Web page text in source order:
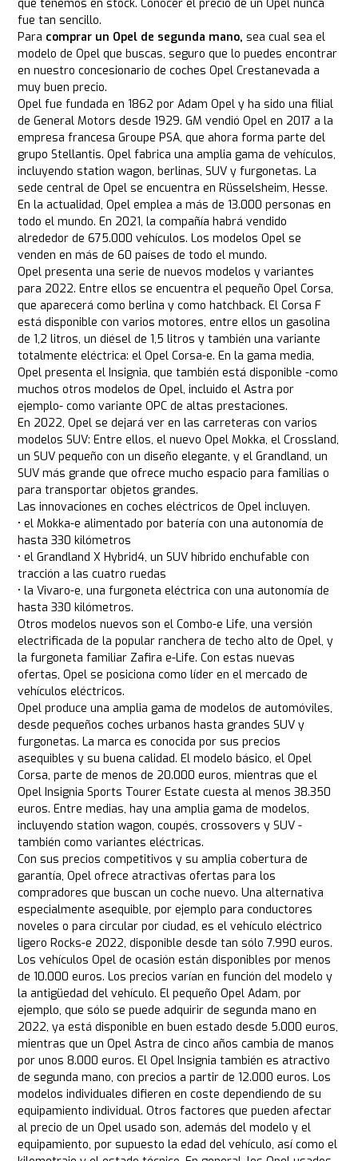
que tenemos en stock. Conocer el precio de un Opel nunca
fue tan sencillo.
Para comprar un Opel de segunda mano, sea cual sea el
modelo de Opel que buscas, seguro que lo puedes encontrar
en nuestro concesionario de coches Opel Crestanevada a
muy buen precio.
Opel fue fundada en 1862 por Adam Opel y ha sido una filial
de General Motors desde 1929. GM vendió Opel en 2017 a la
empresa francesa Groupe PSA, que ahora forma parte del
grupo Stellantis. Opel fabrica una amplia gama de vehículos,
incluyendo station wagon, berlinas, SUV y furgonetas. La
sede central de Opel se encuentra en Rüsselsheim, Hesse.
En la actualidad, Opel emplea a más de 13.000 personas en
todo el mundo. En 2021, la compañía habrá vendido
alrededor de 675.000 vehículos. Los modelos Opel se
venden en más de 60 países de todo el mundo.
Opel presenta una serie de nuevos modelos y variantes
para 2022. Entre ellos se encuentra el pequeño Opel Corsa,
que aparecerá como berlina y como hatchback. El Corsa F
está disponible con varios motores, entre ellos un gasolina
de 1,2 litros, un diésel de 1,5 litros y también una variante
totalmente eléctrica: el Opel Corsa-e. En la gama media,
Opel presenta el Insignia, que también está disponible -como
muchos otros modelos de Opel, incluido el Astra por
ejemplo- como variante OPC de altas prestaciones.
En 2022, Opel se dejará ver en las carreteras con varios
modelos SUV: Entre ellos, el nuevo Opel Mokka, el Crossland,
un SUV pequeño con un diseño elegante, y el Grandland, un
SUV más grande que ofrece mucho espacio para familias o
para transportar objetos grandes.
Las innovaciones en coches eléctricos de Opel incluyen.
• el Mokka-e alimentado por batería con una autonomía de
hasta 330 kilómetros
• el Grandland X Hybrid4, un SUV híbrido enchufable con
tracción a las cuatro ruedas
• la Vivaro-e, una furgoneta eléctrica con una autonomía de
hasta 330 kilómetros.
Otros modelos nuevos son el Combo-e Life, una versión
electrificada de la popular ranchera de techo alto de Opel, y
la furgoneta familiar Zafira e-Life. Con estas nuevas
ofertas, Opel se posiciona como líder en el mercado de
vehículos eléctricos.
Opel produce una amplia gama de modelos de automóviles,
desde pequeños coches urbanos hasta grandes SUV y
furgonetas. La marca es conocida por sus precios
asequibles y su buena calidad. El modelo básico, el Opel
Corsa, parte de menos de 20.000 euros, mientras que el
Opel Insignia Sports Tourer Estate cuesta al menos 38.350
euros. Entre medias, hay una amplia gama de modelos,
incluyendo station wagon, coupés, crossovers y SUV -
también como variantes eléctricas.
Con sus precios competitivos y su amplia cobertura de
garantía, Opel ofrece atractivas ofertas para los
compradores que buscan un coche nuevo. Una alternativa
especialmente asequible, por ejemplo para conductores
noveles o para circular por ciudad, es el vehículo eléctrico
ligero Rocks-e 2022, disponible desde tan sólo 7.990 euros.
Los vehículos Opel de ocasión están disponibles por menos
de 10.000 euros. Los precios varían en función del modelo y
la antigüedad del vehículo. El pequeño Opel Adam, por
ejemplo, que sólo se puede adquirir de segunda mano en
2022, ya está disponible en buen estado desde 5.000 euros,
mientras que un Opel Astra de cinco años cambia de manos
por unos 8.000 euros. El Opel Insignia también es atractivo
de segunda mano, con precios a partir de 12.000 euros. Los
modelos individuales difieren en coste dependiendo de su
equipamiento individual. Otros factores que pueden afectar
al precio de un Opel usado son, además del modelo y el
equipamiento, por supuesto la edad del vehículo, así como el